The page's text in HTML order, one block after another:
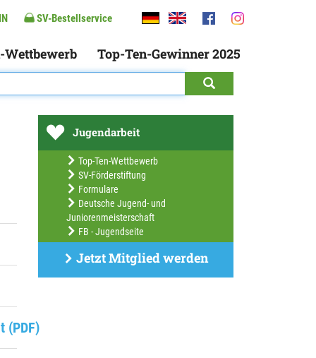
SV-Bestellservice
Wettbewerb Top-Ten-Gewinner 2025
(PDF)
Jugendarbeit
Top-Ten-Wettbewerb
SV-Förderstiftung
Formulare
Deutsche Jugend- und
Juniorenmeisterschaft
FB - Jugendseite
Jetzt Mitglied werden